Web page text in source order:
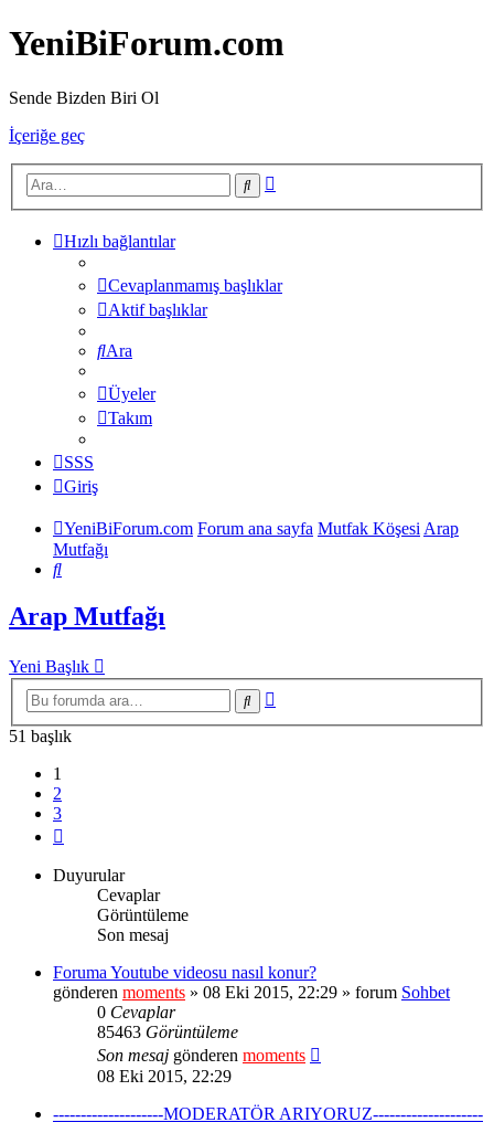
YeniBiForum.com
Sende Bizden Biri Ol
İçeriğe geç
Ara
Hızlı bağlantılar
Cevaplanmamış başlıklar
Aktif başlıklar
Ara
Üyeler
Takım
SSS
Giriş
YeniBiForum.com Forum ana sayfa Mutfak KöşesiArap
Mutfağı
Ara
Arap Mutfağı
Yeni Başlık
Ara
51 başlık
1
2
3
Duyurular
Cevaplar
Görüntüleme
Son mesaj
Foruma Youtube videosu nasıl konur?
gönderen moments » 08 Eki 2015, 22:29 » forum Sohbet
0 Cevaplar
85463 Görüntüleme
Son mesaj gönderen moments
08 Eki 2015, 22:29
--------------------MODERATÖR ARIYORUZ--------------------